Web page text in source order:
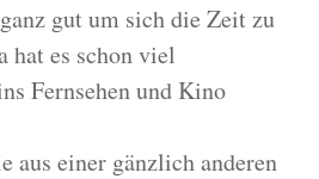
gut um sich die Zeit zu
hat es schon viel
Fernsehen und Kino
aus einer gänzlich anderen